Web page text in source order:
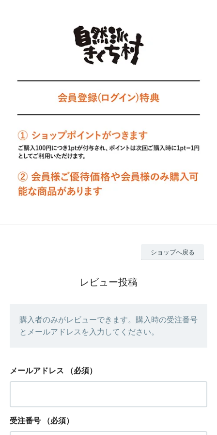
ショップへ戻る
レビュー投稿
購入者のみがレビューできます。購入時の受注番号
とメールアドレスを入力してください。
メールアドレス （必須）
受注番号 （必須）